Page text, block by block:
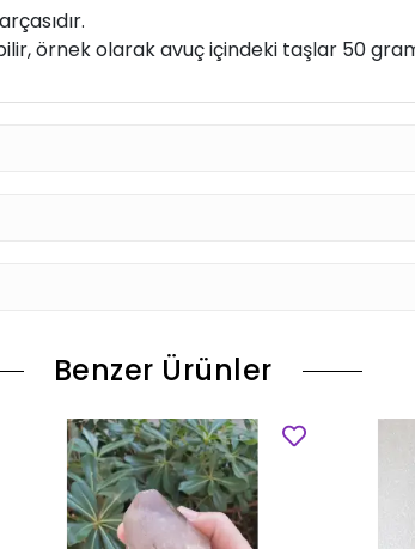
örnek olarak avuç içindeki taşlar 50
Benzer Ürünler